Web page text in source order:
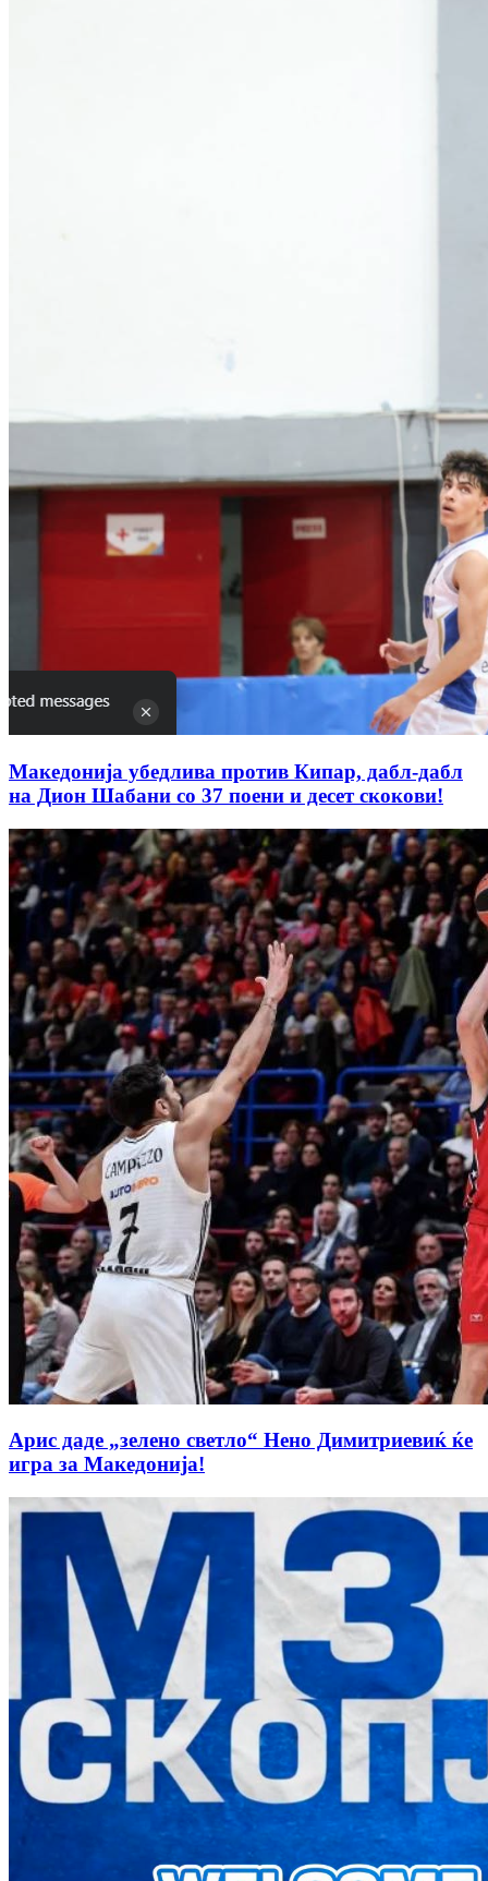
Македонија убедлива против Кипар, дабл-дабл
на Дион Шабани со 37 поени и десет скокови!
Арис даде „зелено светло“ Нено Димитриевиќ ќе
игра за Македонија!